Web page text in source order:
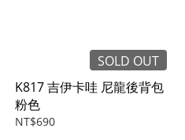
SOLD OUT
K817 吉伊卡哇 尼龍後背包
粉色
NT$690